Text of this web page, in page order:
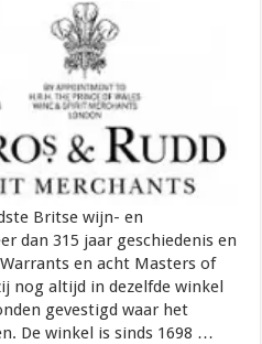
Britse wijn- en
dan 315 jaar geschiedenis en
en acht Masters of
nog altijd in dezelfde winkel
gevestigd waar het
De winkel is sinds 1698 …